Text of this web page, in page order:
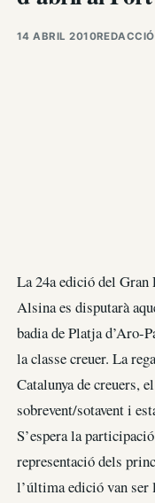
14 ABRIL 2010REDACCIÓ
La 24a edició del
Alsina es disputarà
badia de Platja d’Aro-
la classe creuer. La
Catalunya de creuers,
sobrevent/sotavent i
S’espera la
representació dels
l’última edició van ser